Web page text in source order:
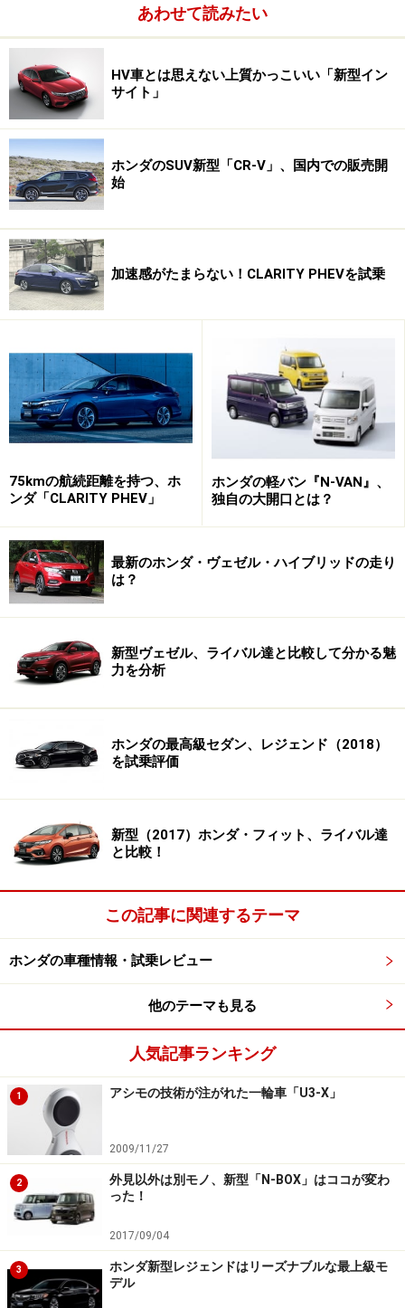
は11月に発表される新型ライフからとのこと。
※記事内容は執筆時点のものです。最新の内容をご確認くださ
い。
1/2 次のページへ
あわせて読みたい
HV車とは思えない上質かっこいい「新型イン
サイト」
ホンダのSUV新型「CR-V」、国内での販売開
始
加速感がたまらない！CLARITY PHEVを試乗
75kmの航続距離を持つ、ホ
ンダ「CLARITY PHEV」
ホンダの軽バン『N-VAN』、
独自の大開口とは？
最新のホンダ・ヴェゼル・ハイブリッドの走り
は？
新型ヴェゼル、ライバル達と比較して分かる魅
力を分析
ホンダの最高級セダン、レジェンド（2018）
を試乗評価
新型（2017）ホンダ・フィット、ライバル達
と比較！
この記事に関連するテーマ
ホンダの車種情報・試乗レビュー
他のテーマも見る
人気記事ランキング
1 アシモの技術が注がれた一輪車「U3-X」
2009/11/27
2
外見以外は別モノ、新型「N-BOX」はココが変わ
った！
2017/09/04
3
ホンダ新型レジェンドはリーズナブルな最上級モ
デル